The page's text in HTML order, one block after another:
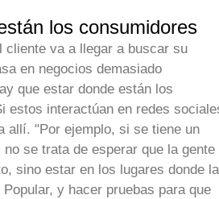
los consumidores
cliente va a llegar a buscar su
en negocios demasiado
que estar donde están los
estos interactúan en redes
allí. "Por ejemplo, si se tiene un
se trata de esperar que la gente
sino estar en los lugares donde
y hacer pruebas para que